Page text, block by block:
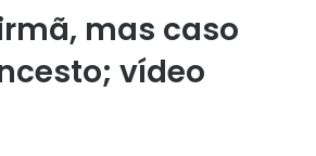
mas caso
vídeo